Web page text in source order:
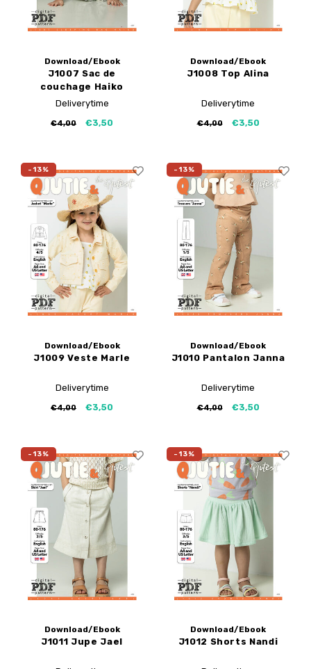
Download/Ebook
J1007 Sac de
couchage Haiko
Deliverytime
€4,00 €3,50
Download/Ebook
J1008 Top Alina
Deliverytime
€4,00 €3,50
-13%
Download/Ebook
J1009 Veste Marle
Deliverytime
€4,00 €3,50
-13%
Download/Ebook
J1010 Pantalon Janna
Deliverytime
€4,00 €3,50
-13%
Download/Ebook
J1011 Jupe Jael
-13%
Download/Ebook
J1012 Shorts Nandi